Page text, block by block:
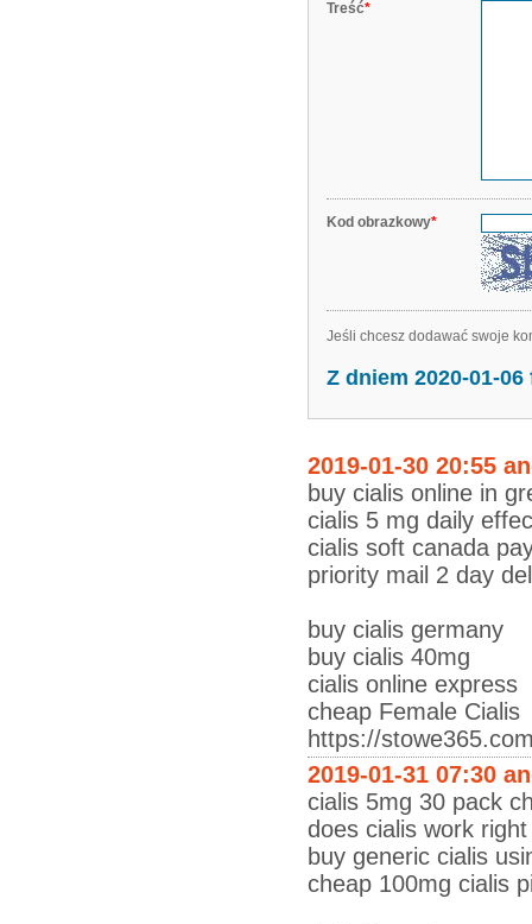
Treść*
Kod obrazkowy*
Jeśli chcesz dodawać swoje
Z dniem 2020-01-
2019-01-30 20:55
buy cialis online in
cialis 5 mg daily
cialis soft canada
priority mail 2 day
buy cialis germany
buy cialis 40mg
cialis online express
cheap Female Cialis
https://
2019-01-31 07:30
cialis 5mg 30 pack
does cialis work
buy generic cialis
cheap 100mg cialis